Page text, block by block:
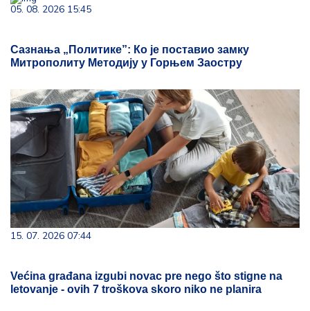
05. 08. 2026 15:45
Сазнања „Политике”: Ко је поставио замку
Митрополиту Методију у Горњем Заостру
15. 07. 2026 07:44
Većina građana izgubi novac pre nego što stigne na
letovanje - ovih 7 troškova skoro niko ne planira